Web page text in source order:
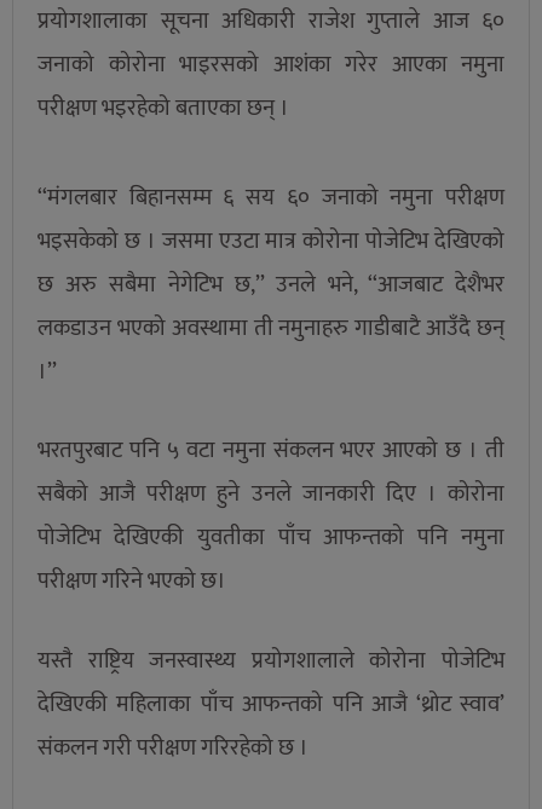
प्रयोगशालाका सूचना अधिकारी राजेश गुप्ताले आज ६०
जनाको कोरोना भाइरसको आशंका गरेर आएका नमुना
परीक्षण भइरहेको बताएका छन् ।
‘‘मंगलबार बिहानसम्म ६ सय ६० जनाको नमुना परीक्षण
भइसकेको छ । जसमा एउटा मात्र कोरोना पोजेटिभ देखिएको
छ अरु सबैमा नेगेटिभ छ,’’ उनले भने, ‘‘आजबाट देशैभर
लकडाउन भएको अवस्थामा ती नमुनाहरु गाडीबाटै आउँदै छन्
।’’
भरतपुरबाट पनि ५ वटा नमुना संकलन भएर आएको छ । ती
सबैको आजै परीक्षण हुने उनले जानकारी दिए । कोरोना
पोजेटिभ देखिएकी युवतीका पाँच आफन्तको पनि नमुना
परीक्षण गरिने भएको छ।
यस्तै राष्ट्रिय जनस्वास्थ्य प्रयोगशालाले कोरोना पोजेटिभ
देखिएकी महिलाका पाँच आफन्तको पनि आजै ‘थ्रोट स्वाव’
संकलन गरी परीक्षण गरिरहेको छ ।